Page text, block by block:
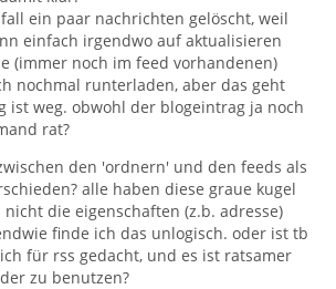
ein paar nachrichten gelöscht, weil
einfach irgendwo auf aktualisieren
(immer noch im feed vorhandenen)
nochmal runterladen, aber das geht
ist weg. obwohl der blogeintrag ja noch
rat?
den 'ordnern' und den feeds als
alle haben diese graue kugel
die eigenschaften (z.b. adresse)
finde ich das unlogisch. oder ist tb
für rss gedacht, und es ist ratsamer
zu benutzen?